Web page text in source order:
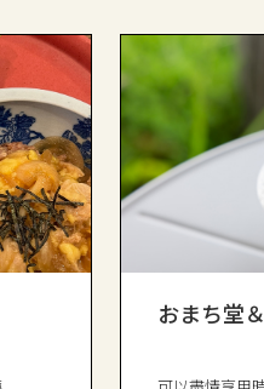
おまち堂